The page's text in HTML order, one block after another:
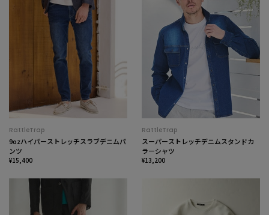
RattleTrap
9ozハイパーストレッチスラブデニムパ
ンツ
¥15,400
RattleTrap
スーパーストレッチデニムスタンドカ
ラーシャツ
¥13,200